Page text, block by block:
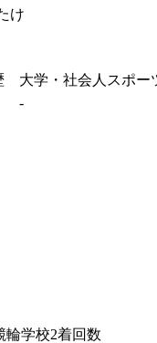
け
大学・社会人スポー
-
輪学校2着回数